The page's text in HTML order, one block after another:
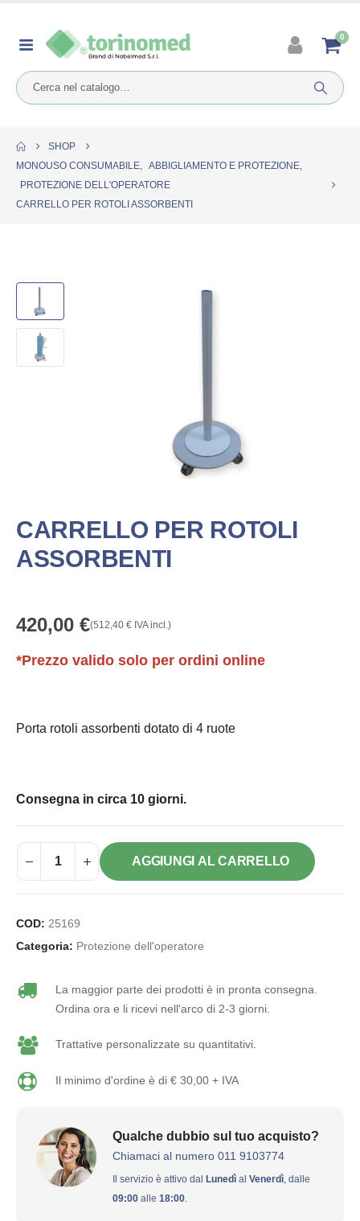
0
SHOP
MONOUSO CONSUMABILE, ABBIGLIAMENTO E PROTEZIONE,
PROTEZIONE DELL'OPERATORE
CARRELLO PER ROTOLI ASSORBENTI
CARRELLO PER ROTOLI
ASSORBENTI
420,00 €(512,40 € IVA incl.)
*Prezzo valido solo per ordini online
Porta rotoli assorbenti dotato di 4 ruote
Consegna in circa 10 giorni.
AGGIUNGI AL CARRELLO
COD: 25169
Categoria: Protezione dell'operatore
La maggior parte dei prodotti è in pronta consegna.
Ordina ora e li ricevi nell'arco di 2-3 giorni.
Trattative personalizzate su quantitativi.
Il minimo d'ordine è di € 30,00 + IVA
Qualche dubbio sul tuo acquisto?
Chiamaci al numero 011 9103774
Il servizio è attivo dal Lunedì al Venerdì , dalle
09:00 alle 18:00